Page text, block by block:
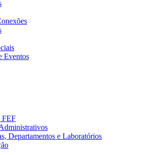
Eventos
FEF
Departamentos e Laboratórios